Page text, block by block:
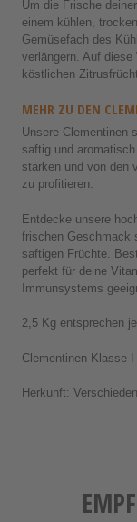
Um die Frische
einem kühlen,
Gemüsefach des
verlängern. Auf
köstlichen
MEHR ZU DEN
Unsere Clementinen
saftig und
stärken und von den
zu profitieren.
Entdecke unsere
frischen Geschmack
saftigen Früchte.
perfekt für deine
Immunsystems
2,5 Kg entsprechen
Clementinen Klasse I
Herkunft: